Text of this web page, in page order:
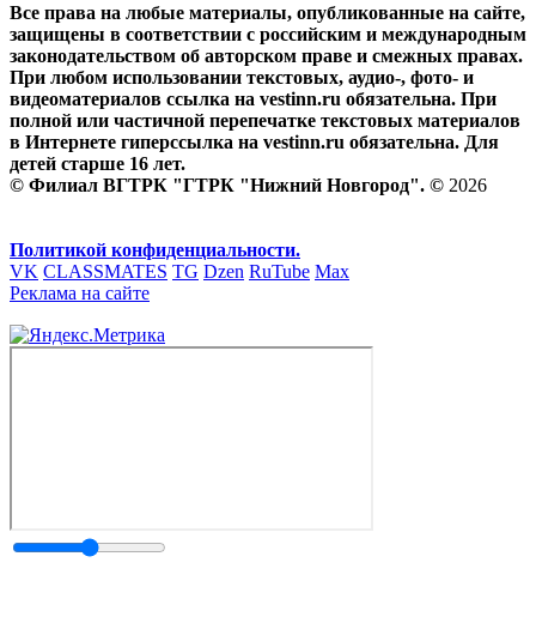
Все права на любые материалы, опубликованные на сайте,
защищены в соответствии с российским и международным
законодательством об авторском праве и смежных правах.
При любом использовании текстовых, аудио-, фото- и
видеоматериалов ссылка на vestinn.ru обязательна. При
полной или частичной перепечатке текстовых материалов
в Интернете гиперссылка на vestinn.ru обязательна. Для
детей старше 16 лет.
© Филиал ВГТРК "ГТРК "Нижний Новгород". © 2026
Политикой конфиденциальности.
VK CLASSMATES TG Dzen RuTube Max
Реклама на сайте